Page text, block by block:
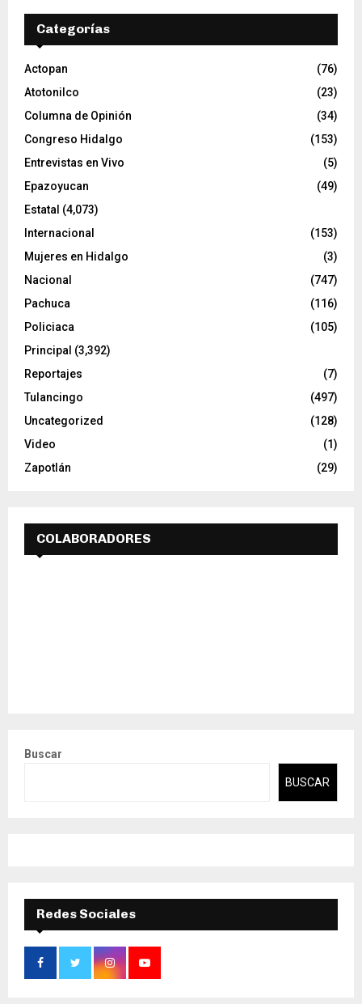
v
e
o
Categorías
Actopan
(76)
Atotonilco
(23)
Columna de Opinión
(34)
Congreso Hidalgo
(153)
Entrevistas en Vivo
(5)
Epazoyucan
(49)
Estatal (4,073)
Internacional
(153)
Mujeres en Hidalgo
(3)
Nacional
(747)
Pachuca
(116)
Policiaca
(105)
Principal (3,392)
Reportajes
(7)
Tulancingo
(497)
Uncategorized
(128)
Video
(1)
Zapotlán
(29)
COLABORADORES
Buscar
BUSCAR
Redes Sociales